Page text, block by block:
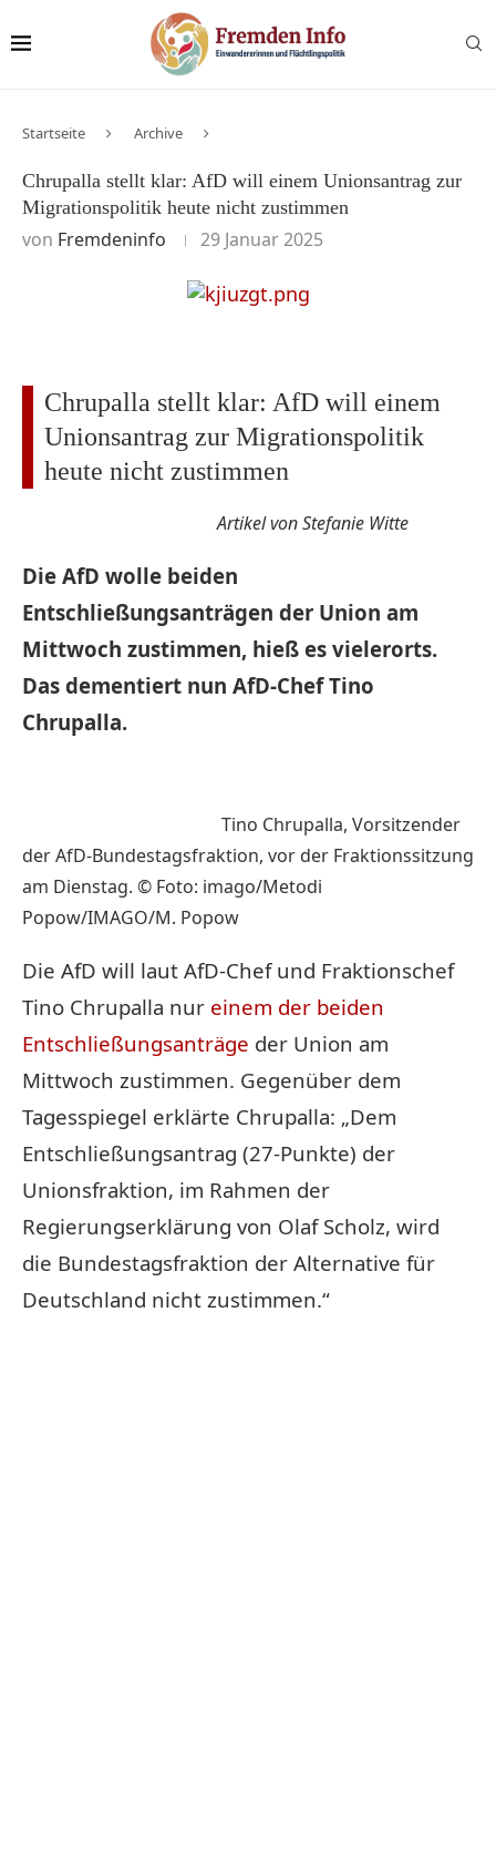
Startseite Archive
Chrupalla stellt klar: AfD will einem Unionsantrag zur
Migrationspolitik heute nicht zustimmen
von Fremdeninfo 29 Januar 2025
Chrupalla stellt klar: AfD will einem
Unionsantrag zur Migrationspolitik
heute nicht zustimmen
Artikel von Stefanie Witte
Die AfD wolle beiden
Entschließungsanträgen der Union am
Mittwoch zustimmen, hieß es vielerorts.
Das dementiert nun AfD-Chef Tino
Chrupalla.
Tino Chrupalla, Vorsitzender
der AfD-Bundestagsfraktion, vor der Fraktionssitzung
am Dienstag. © Foto: imago/Metodi
Popow/IMAGO/M. Popow
Die AfD will laut AfD-Chef und Fraktionschef
Tino Chrupalla nur einem der beiden
Entschließungsanträge der Union am
Mittwoch zustimmen. Gegenüber dem
Tagesspiegel erklärte Chrupalla: „Dem
Entschließungsantrag (27-Punkte) der
Unionsfraktion, im Rahmen der
Regierungserklärung von Olaf Scholz, wird
die Bundestagsfraktion der Alternative für
Deutschland nicht zustimmen.“